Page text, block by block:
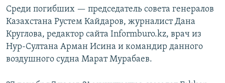
Среди погибших — председатель совета генералов
Казахстана Рустем Кайдаров, журналист Дана
Круглова, редактор сайта Informburo.kz, врач из
Нур-Султана Арман Исина и командир данного
воздушного судна Марат Мурабаев.